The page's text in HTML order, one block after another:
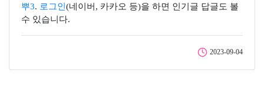
뿌3. 로그인 (네이버, 카카오 등)을 하면 인기글 답글도 볼
수 있습니다.
2023-09-04